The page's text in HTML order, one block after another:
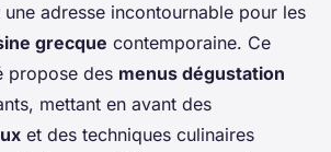
une adresse incontournable pour les
grecque contemporaine. Ce
propose des menus dégustation
mettant en avant des
et des techniques culinaires